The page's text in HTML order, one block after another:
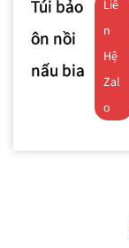
Túi bảo
ôn nồi
nấu bia
Liê
n
Hệ
Zal
o